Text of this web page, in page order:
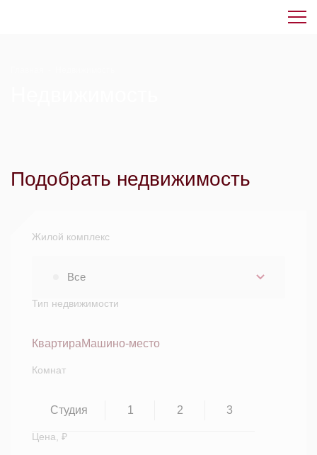
Подобрать недвижимость
Жилой комплекс
Все
Тип недвижимости
КвартираМашино-место
Комнат
Студия 1 2 3
Цена, ₽